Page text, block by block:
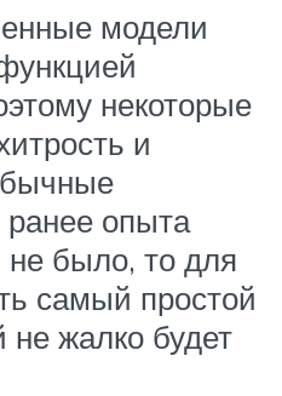
модели
некоторые
и
ранее опыта
было, то для
самый простой
не жалко будет